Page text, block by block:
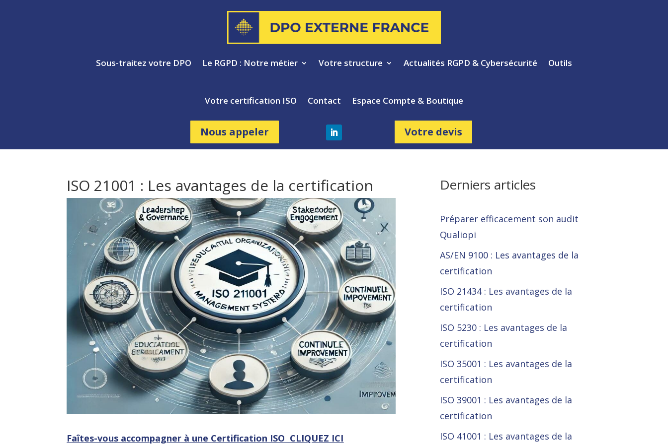
Sous-traitez votre DPO Le RGPD : Notre métier Votre structure Actualités RGPD & Cybersécurité Outils
Votre certification ISO Contact Espace Compte & Boutique
Nous appeler Votre devis
ISO 21001 : Les avantages de la certification
Faîtes-vous accompagner à une Certification ISO CLIQUEZ ICI
Derniers articles
Préparer efficacement son audit
Qualiopi
AS/EN 9100 : Les avantages de la
certification
ISO 21434 : Les avantages de la
certification
ISO 5230 : Les avantages de la
certification
ISO 35001 : Les avantages de la
certification
ISO 39001 : Les avantages de la
certification
ISO 41001 : Les avantages de la